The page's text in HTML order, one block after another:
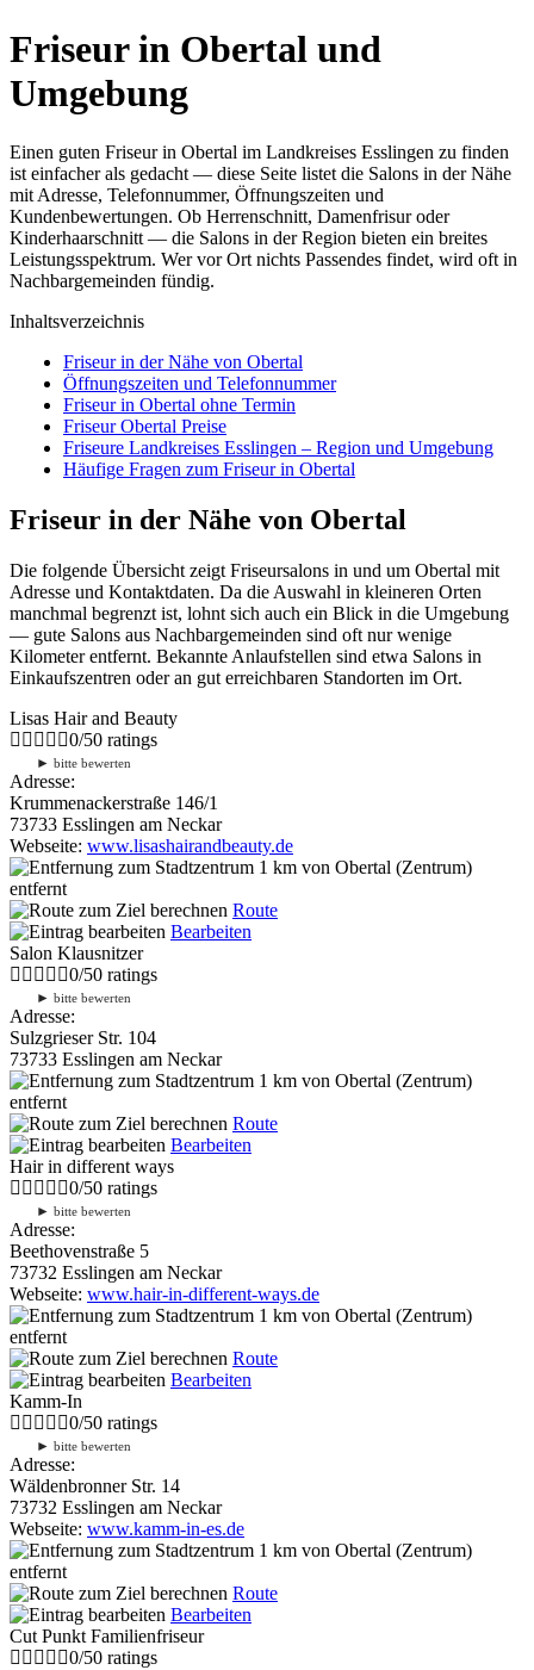
Friseur in Obertal und
Umgebung
Einen guten Friseur in Obertal im Landkreises Esslingen zu finden
ist einfacher als gedacht — diese Seite listet die Salons in der Nähe
mit Adresse, Telefonnummer, Öffnungszeiten und
Kundenbewertungen. Ob Herrenschnitt, Damenfrisur oder
Kinderhaarschnitt — die Salons in der Region bieten ein breites
Leistungsspektrum. Wer vor Ort nichts Passendes findet, wird oft in
Nachbargemeinden fündig.
Inhaltsverzeichnis
Friseur in der Nähe von Obertal
Öffnungszeiten und Telefonnummer
Friseur in Obertal ohne Termin
Friseur Obertal Preise
Friseure Landkreises Esslingen – Region und Umgebung
Häufige Fragen zum Friseur in Obertal
Friseur in der Nähe von Obertal
Die folgende Übersicht zeigt Friseursalons in und um Obertal mit
Adresse und Kontaktdaten. Da die Auswahl in kleineren Orten
manchmal begrenzt ist, lohnt sich auch ein Blick in die Umgebung
— gute Salons aus Nachbargemeinden sind oft nur wenige
Kilometer entfernt. Bekannte Anlaufstellen sind etwa Salons in
Einkaufszentren oder an gut erreichbaren Standorten im Ort.
Lisas Hair and Beauty
0/50 ratings
► bitte bewerten
Adresse:
Krummenackerstraße 146/1
73733 Esslingen am Neckar
Webseite: www.lisashairandbeauty.de
1 km von Obertal (Zentrum)
entfernt
Route
Bearbeiten
Salon Klausnitzer
0/50 ratings
► bitte bewerten
Adresse:
Sulzgrieser Str. 104
73733 Esslingen am Neckar
1 km von Obertal (Zentrum)
entfernt
Route
Bearbeiten
Hair in different ways
0/50 ratings
► bitte bewerten
Adresse:
Beethovenstraße 5
73732 Esslingen am Neckar
Webseite: www.hair-in-different-ways.de
1 km von Obertal (Zentrum)
entfernt
Route
Bearbeiten
Kamm-In
0/50 ratings
► bitte bewerten
Adresse:
Wäldenbronner Str. 14
73732 Esslingen am Neckar
Webseite: www.kamm-in-es.de
1 km von Obertal (Zentrum)
entfernt
Route
Bearbeiten
Cut Punkt Familienfriseur
0/50 ratings